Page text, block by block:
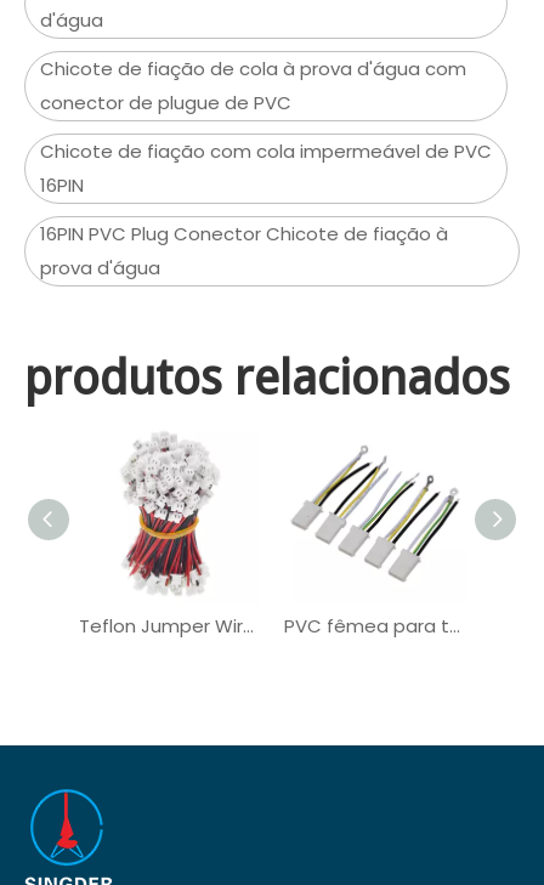
d'água
Chicote de fiação de cola à prova d'água com
conector de plugue de PVC
Chicote de fiação com cola impermeável de PVC
16PIN
16PIN PVC Plug Conector Chicote de fiação à
prova d'água
produtos relacionados
Teflon Jumper Wire PVC Terminal Bateria OEM Conjunto de cabos PVC fêmea para terminal macho PH4.5mm 2PIN OEM Cable Assembly